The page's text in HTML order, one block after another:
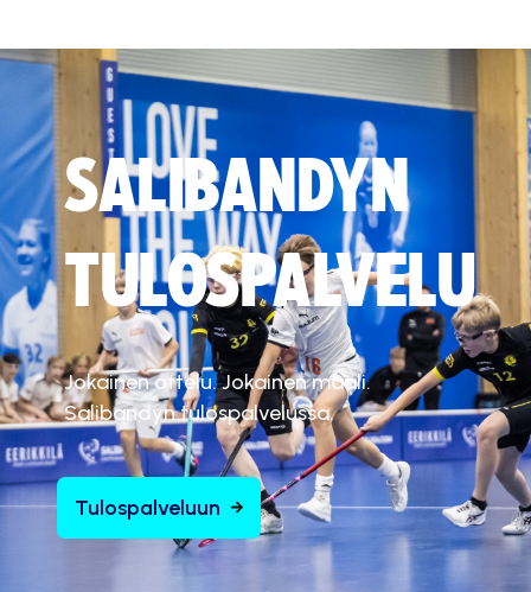
SALIBANDYN
TULOSPALVELU
Jokainen ottelu. Jokainen maali.
Salibandyn tulospalvelussa.
Tulospalveluun